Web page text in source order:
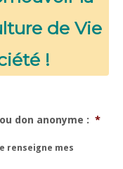
de Vie
!
don anonyme : *
renseigne mes